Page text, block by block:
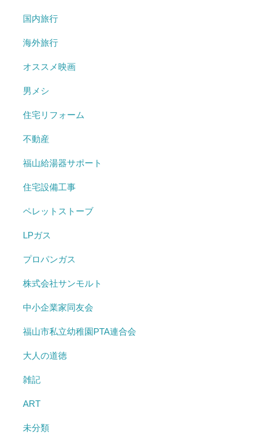
国内旅行
海外旅行
オススメ映画
男メシ
住宅リフォーム
不動産
福山給湯器サポート
住宅設備工事
ペレットストーブ
LPガス
プロパンガス
株式会社サンモルト
中小企業家同友会
福山市私立幼稚園PTA連合会
大人の道徳
雑記
ART
未分類